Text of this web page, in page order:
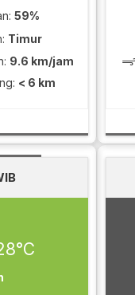
59%
Timur
9.6 km/jam
< 6 km